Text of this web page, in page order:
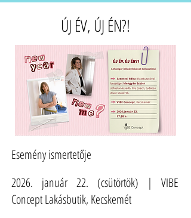
ÚJ ÉV, ÚJ ÉN?!
Esemény ismertetője
2026. január 22. (csütörtök) | VIBE
Concept Lakásbutik, Kecskemét